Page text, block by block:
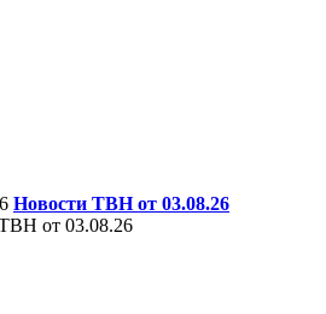
Новости ТВН от 03.08.26
от 03.08.26